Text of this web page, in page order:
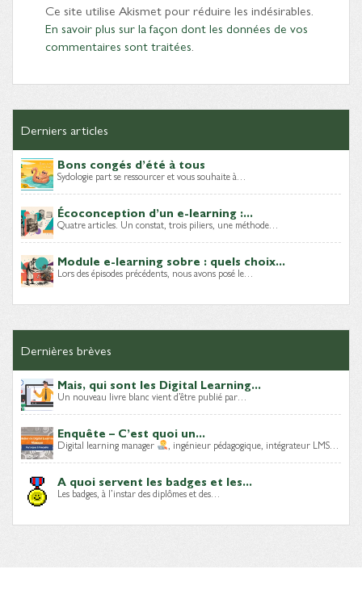
Ce site utilise Akismet pour réduire les indésirables.
En savoir plus sur la façon dont les données de vos
commentaires sont traitées.
Derniers articles
Bons congés d’été à tous
Sydologie part se ressourcer et vous souhaite à…
Écoconception d’un e-learning :...
Quatre articles. Un constat, trois piliers, une méthode…
Module e-learning sobre : quels choix...
Lors des épisodes précédents, nous avons posé le…
Dernières brèves
Mais, qui sont les Digital Learning...
Un nouveau livre blanc vient d’être publié par…
Enquête – C’est quoi un...
Digital learning manager , ingénieur pédagogique, intégrateur LMS…
A quoi servent les badges et les...
Les badges, à l’instar des diplômes et des…